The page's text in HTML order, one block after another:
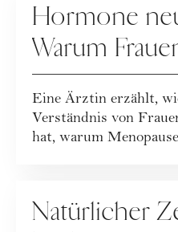
Hormone
Warum
heute neu
Eine Ärztin erzählt,
Verständnis von
hat, warum
Natürlicher